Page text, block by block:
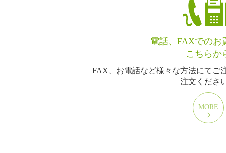
電話、FAXでのお
こちらか
FAX、お電話など様々な方法にてご
注文くださ
MORE